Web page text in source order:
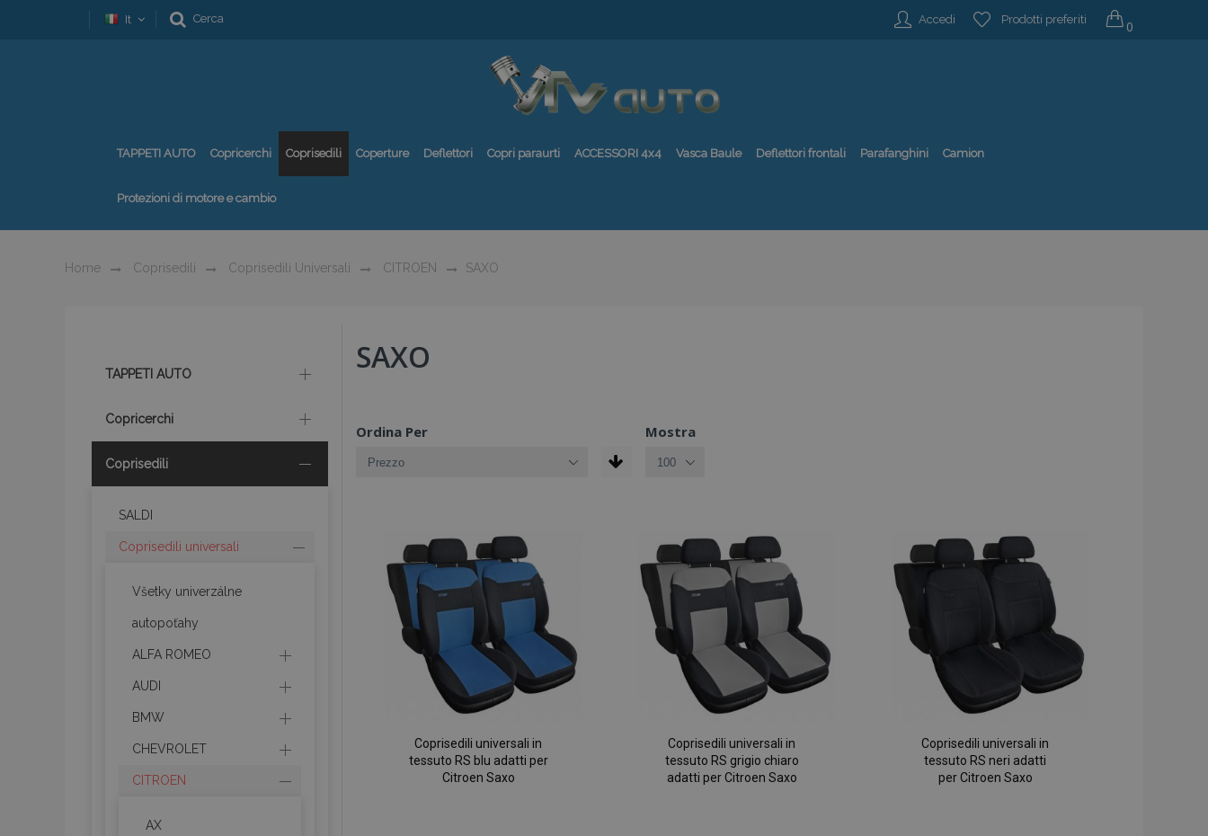
It Cerca Accedi Prodotti preferiti 0
TAPPETI AUTO Copricerchi Coprisedili Coperture Deflettori Copri paraurti ACCESSORI 4x4 Vasca Baule Deflettori frontali Parafanghini Camion
Protezioni di motore e cambio
Home Coprisedili Coprisedili Universali CITROEN SAXO
SAXO
Ordina Per Mostra
Coprisedili universali in
tessuto RS blu adatti per
Citroen Saxo
Coprisedili universali in
tessuto RS grigio chiaro
adatti per Citroen Saxo
Coprisedili universali in
tessuto RS neri adatti
per Citroen Saxo
TAPPETI AUTO
Copricerchi
Coprisedili
SALDI
Coprisedili universali
Všetky univerzálne
autopoťahy
ALFA ROMEO
AUDI
BMW
CHEVROLET
CITROEN
AX